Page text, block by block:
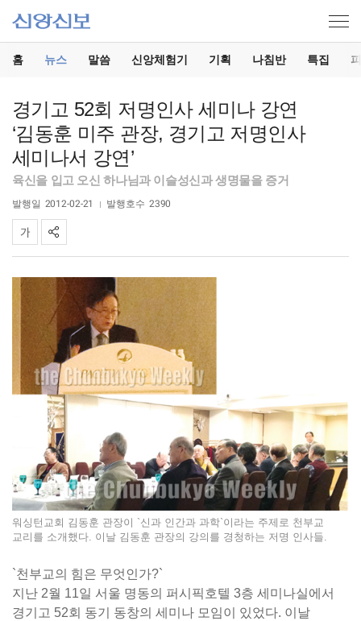
홈 뉴스 말씀 신앙체험기 기획 나침반 특집
경기고 52회 저명인사 세미나 강연
‘김동훈 미주 관장, 경기고 저명인사
세미나서 강연’
육신을 입고 오신 하나님과 이슬성신과 생명물을 증거
발행일 2012-02-21 발행호수 2390
워싱턴교회 김동훈 관장이 `신과 인간과 과학`이라는 주제로 천부교
교리를 소개했다. 이날 김동훈 관장의 강의를 경청하는 저명 인사들.
`천부교의 힘은 무엇인가?`
지난 2월 11일 서울 명동의 퍼시픽호텔 3층 세미나실에서
경기고 52회 동기 동창의 세미나 모임이 있었다. 이날